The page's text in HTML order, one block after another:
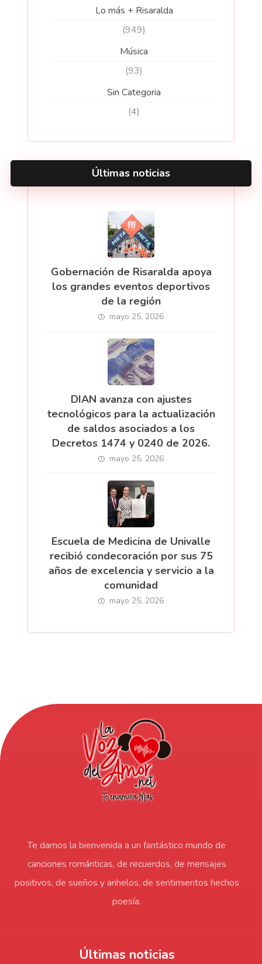
Lo más + Risaralda
(949)
Música
(93)
Sin Categoria
(4)
Últimas noticias
Gobernación de Risaralda apoya
los grandes eventos deportivos
de la región
mayo 25, 2026
DIAN avanza con ajustes
tecnológicos para la actualización
de saldos asociados a los
Decretos 1474 y 0240 de 2026.
mayo 25, 2026
Escuela de Medicina de Univalle
recibió condecoración por sus 75
años de excelencia y servicio a la
comunidad
mayo 25, 2026
Te damos la bienvenida a un fantástico mundo de
canciones románticas, de recuerdos, de mensajes
positivos, de sueños y anhelos, de sentimientos hechos
poesía.
Últimas noticias